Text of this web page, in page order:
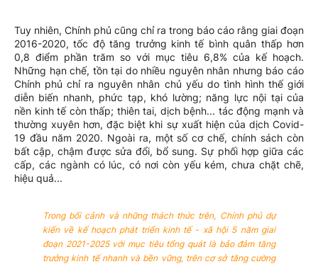
Tuy nhiên, Chính phủ cũng chỉ ra trong báo cáo rằng giai đoạn
2016-2020, tốc độ tăng trưởng kinh tế bình quân thấp hơn
0,8 điểm phần trăm so với mục tiêu 6,8% của kế hoạch.
Những hạn chế, tồn tại do nhiều nguyên nhân nhưng báo cáo
Chính phủ chỉ ra nguyên nhân chủ yếu do tình hình thế giới
diễn biến nhanh, phức tạp, khó lường; năng lực nội tại của
nền kinh tế còn thấp; thiên tai, dịch bệnh... tác động mạnh và
thường xuyên hơn, đặc biệt khi sự xuất hiện của dịch Covid-
19 đầu năm 2020. Ngoài ra, một số cơ chế, chính sách còn
bất cập, chậm được sửa đổi, bổ sung. Sự phối hợp giữa các
cấp, các ngành có lúc, có nơi còn yếu kém, chưa chặt chẽ,
hiệu quả...
Trong bối cảnh và những thách thức trên, Chính phủ dự
kiến về kế hoạch phát triển kinh tế - xã hội 5 năm giai
đoạn 2021-2025 với mục tiêu tổng quát là bảo đảm tăng
trưởng kinh tế nhanh và bền vững, trên cơ sở tăng cường